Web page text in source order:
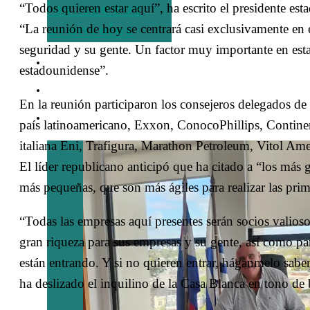
los nuevos
aranceles
“Todos quieren estar aquí”, ha escrito el presidente
“La reunión de hoy se centrará casi exclusivamente
seguridad y su gente. Un factor muy importante en
estadounidense”.
En la reunión participaron los consejeros delegados
país latinoamericano, Exxon, ConocoPhillips,
italiana Eni, Trafigura, Marathon Petroleum, Vitol
El líder republicano anticipó que ha citado a “los más
más pequeñas, que son más ágiles para realizar las
“Todas las empresas aquí presentes serán socios
gran riqueza para sus empresas y su gente, así como
están entrando. Y si no quieren entrar, háganmelo
ha deslizado el inquilino de la Casa Blanca en tono de